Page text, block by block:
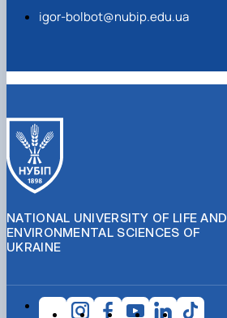
igor-bolbot@nubip.edu.ua
NATIONAL UNIVERSITY OF LIFE AND
ENVIRONMENTAL SCIENCES OF
UKRAINE